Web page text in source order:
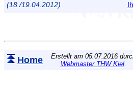
(18./19.04.2012)
Home
Erstellt am 05.07.2016
Webmaster THW Kiel.